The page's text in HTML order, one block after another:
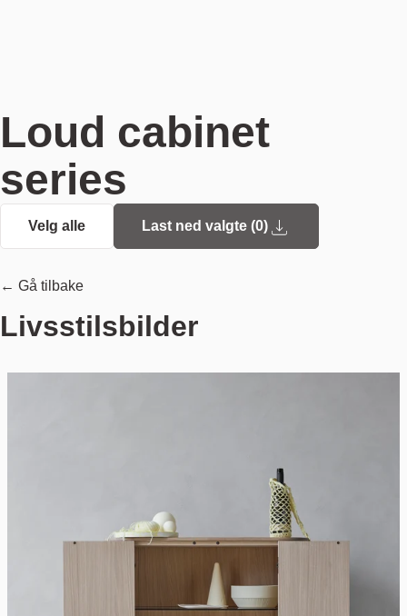
Loud cabinet
series
Velg alle Last ned valgte (0)
← Gå tilbake
Livsstilsbilder